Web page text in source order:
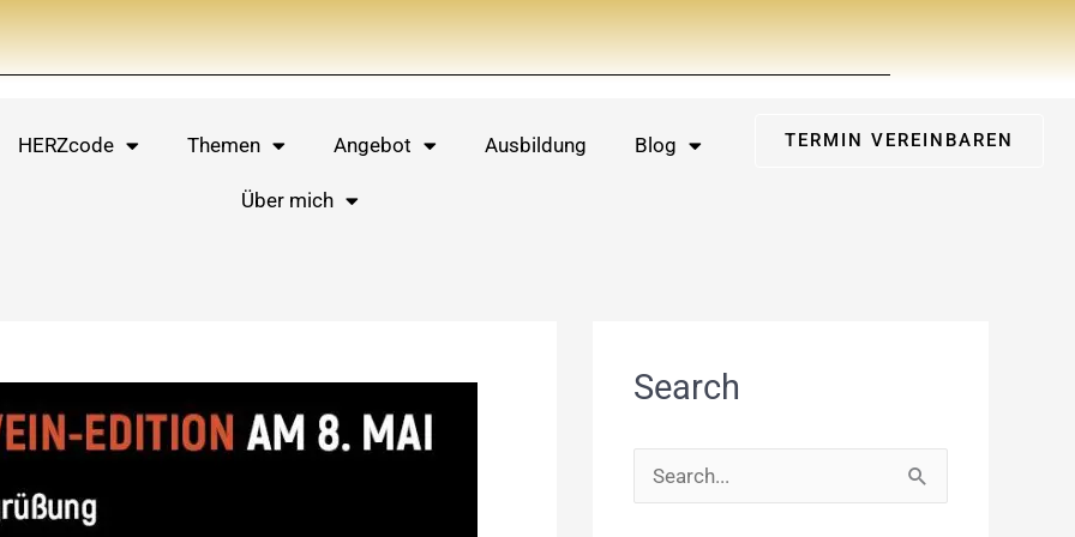
HERZcode Themen Angebot Ausbildung Blog
Über mich
TERMIN VEREINBAREN
Search